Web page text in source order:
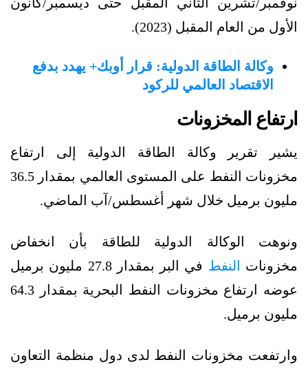
الأول من العام المقبل (2023).
وكالة الطاقة الدولية: قرار أوبك+ يهدد بدفع
الاقتصاد العالمي للركود
ارتفاع المخزونات
يشير تقرير وكالة الطاقة الدولية إلى ارتفاع
مخزونات النفط على المستوى العالمي بمقدار 36.5
مليون برميل خلال شهر أغسطس/آب الماضي.
ونوهت الوكالة الدولية للطاقة بأن انخفاض
مخزونات
النفط
في البر بمقدار 27.8 مليون برميل
عوضه ارتفاع مخزونات النفط البحرية بمقدار 64.3
مليون برميل.
وارتفعت مخزونات النفط لدى دول منظمة التعاون